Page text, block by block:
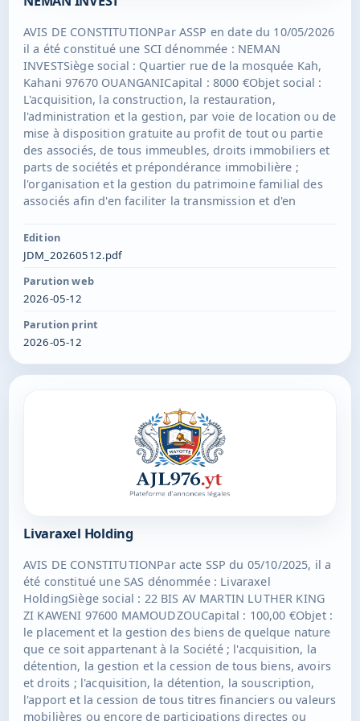
immatriculation au RCS de MAMOUDZOU.
AVIS DE CONSTITUTIONPar ASSP en date du 10/05/2026
il a été constitué une SCI dénommée : NEMAN
INVESTSiège social : Quartier rue de la mosquée Kah,
Kahani 97670 OUANGANICapital : 8000 €Objet social :
L'acquisition, la construction, la restauration,
l'administration et la gestion, par voie de location ou de
mise à disposition gratuite au profit de tout ou partie
des associés, de tous immeubles, droits immobiliers et
parts de sociétés et prépondérance immobilière ;
l'organisation et la gestion du patrimoine familial des
associés afin d'en faciliter la transmission et d'en
détention et la gestion de tous portefeuilles de valeurs
mobilières, de produits de placement, d'épargne ou de
trésorerie ; l'aliénation, par voie de vente, d'échange ou
d'apport, de tout ou partie des éléments immobiliers ou
mobiliers composant l'actif social, sous réserve que ces
opérations respectent strictement le caractère civil de
des lavandiers Cambuston 97440 SAINT-ANDRÉ ; Mme
HOUMADI Raissa demeurant 98 Ruelle Esparon 97440
SAINT-ANDRÉ ; M HALIDI Nassirine demeurant 105 rue
voltaire 97440 SAINT-ANDRÉDurée : 99 ans à compter
de son immatriculation au RCS de MAMOUDZOU.
Edition
JDM_20260512.pdf
Parution web
2026-05-12
Parution print
2026-05-12
Livaraxel Holding
AVIS DE CONSTITUTIONPar acte SSP du 05/10/2025, il a
été constitué une SAS dénommée : Livaraxel
HoldingSiège social : 22 BIS AV MARTIN LUTHER KING
ZI KAWENI 97600 MAMOUDZOUCapital : 100,00 €Objet :
le placement et la gestion des biens de quelque nature
que ce soit appartenant à la Société ; l'acquisition, la
détention, la gestion et la cession de tous biens, avoirs
et droits ; l'acquisition, la détention, la souscription,
l'apport et la cession de tous titres financiers ou valeurs
mobilières ou encore de participations directes ou